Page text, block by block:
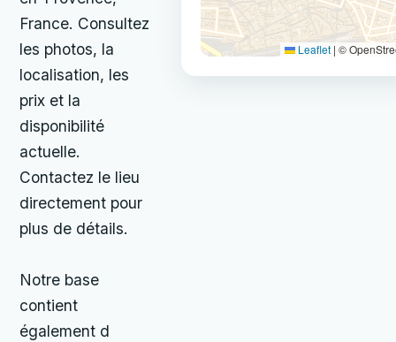
France. Consultez
les photos, la
localisation, les
prix et la
disponibilité
actuelle.
Contactez le lieu
directement pour
plus de détails.
Notre base
contient
également d
Leaflet | ©